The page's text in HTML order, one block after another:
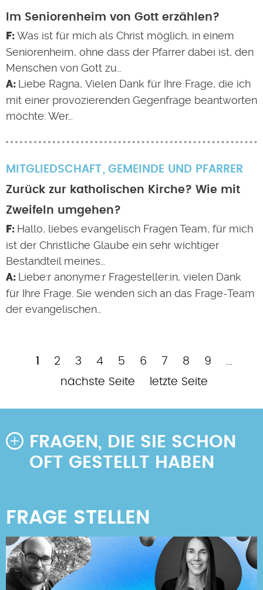
Im Seniorenheim von Gott erzählen?
Was ist für mich als Christ möglich, in einem
Seniorenheim, ohne dass der Pfarrer dabei ist, den
Menschen von Gott zu…
Liebe Ragna, Vielen Dank für Ihre Frage, die ich
mit einer provozierenden Gegenfrage beantworten
möchte: Wer…
MITGLIEDSCHAFT GEMEINDE UND PFARRER
Zurück zur katholischen Kirche? Wie mit
Zweifeln umgehen?
Hallo, liebes evangelisch Fragen Team, für mich
ist der Christliche Glaube ein sehr wichtiger
Bestandteil meines…
Liebe:r anonyme:r Fragesteller:in, vielen Dank
für Ihre Frage. Sie wenden sich an das Frage-Team
der evangelischen…
Seitennummerierung
Aktuelle
Seite
1 Page
2 Page
3 Page
4 Page
5 Page
6 Page
7 Page
8 Page
9
nächste Seite
Letzte
letzte Seite
FRAGEN, DIE SIE SCHON
OFT GESTELLT HABEN